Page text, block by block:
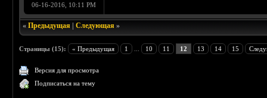
06-16-2016, 10:11 PM
«Предыдущая |Следующая »
Страницы (15): « Предыдущая 1 10 11 12 13 14 15
Версия для просмотра
Подписаться на тему